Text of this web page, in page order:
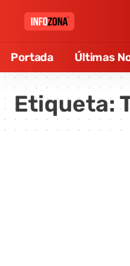
Portada Últimas
Etiqueta: